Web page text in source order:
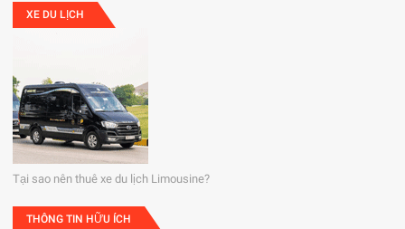
XE DU LỊCH
Tại sao nên thuê xe du lịch Limousine?
THÔNG TIN HỮU ÍCH